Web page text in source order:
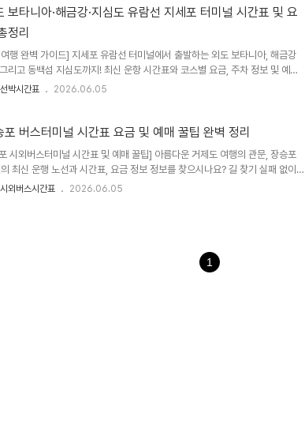
10 문의처: 1688-5003 고현터미널은 거제도의 중심지에 위치해 있어, 하차
택시를 타고 바람의 언덕, 매미성 등 주요 관광지로 이..
보타니아·해금강·지심도 유람선 지세포 터미널 시간표 및 요
정리
행 완벽 가이드] 지세포 유람선 터미널에서 출발하는 외도 보타니아, 해금강
리고 동백섬 지심도까지! 최신 운항 시간표와 코스별 요금, 주차 정보 및 예매
에 알기 쉽게 정리해 드립니다.안녕하세요, 여러분! 봄, 여름, 가을, 겨울 언제 가
강, 그리고 걷기만 해도 힐링이 되는 지심도잖아요? 저도 얼마 전에 가족들과
나오더라고요.하지만 거제도에는 유람선 터미널이 여러 군데 있..
박시간표 2026.06.05
포 버스터미널 시간표 요금 및 예매 꿀팁 완벽 정리
시외버스터미널 시간표 및 예매 꿀팁] 아름다운 거제도 여행의 관문, 장승포
최신 운행 노선과 시간표, 요금 정보 정보를 찾으시나요? 길 찾기 실패 없이
할 수 있도록 꼼꼼하게 정리해 드립니다!안녕하세요! 여러분, 혹시 푸른 바다가
하게 정리해 보았습니다. 터미널이 조금 아담하고 정겨운 느낌이라 처음 가시
외버스시간표 2026.06.05
1